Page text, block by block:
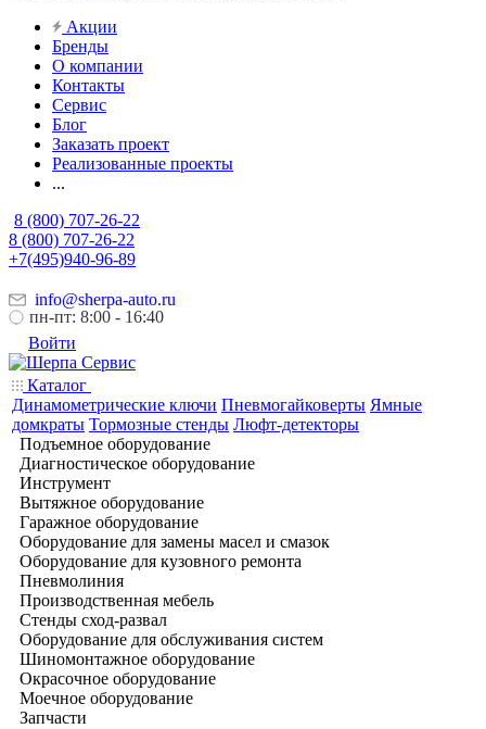
Акции
Бренды
О компании
Контакты
Сервис
Блог
Заказать проект
Реализованные проекты
...
8 (800) 707-26-22
8 (800) 707-26-22
+7(495)940-96-89
info@sherpa-auto.ru
пн-пт: 8:00 - 16:40
Войти
Каталог
Динамометрические ключи Пневмогайковерты Ямные
домкраты Тормозные стенды Люфт-детекторы
Подъемное оборудование
Диагностическое оборудование
Инструмент
Вытяжное оборудование
Гаражное оборудование
Оборудование для замены масел и смазок
Оборудование для кузовного ремонта
Пневмолиния
Производственная мебель
Стенды сход-развал
Оборудование для обслуживания систем
Шиномонтажное оборудование
Окрасочное оборудование
Моечное оборудование
Запчасти